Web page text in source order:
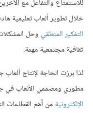
للاستمتاع والتفاعل مع
خلال تطوير ألعاب تعليمية
التفكير المنطقي وحل
ثقافية مجتمعية مهمة.
لذا برزت الحاجة لإنتاج
مطوري ومصممي الألعاب في
الإلكترونيةمن أهم القطاعات